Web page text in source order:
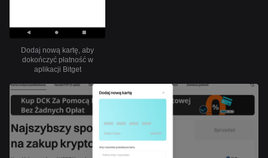
Dodaj nową kartę, aby
dokończyć płatność w
aplikacji Bitget